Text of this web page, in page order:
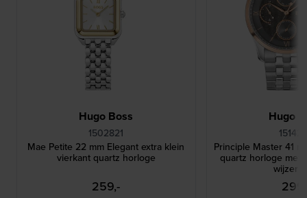
Hugo Boss
1502821
Mae Petite 22 mm Elegant extra klein
vierkant quartz horloge
259,-
Hugo
Principle Master 41
quartz horloge met